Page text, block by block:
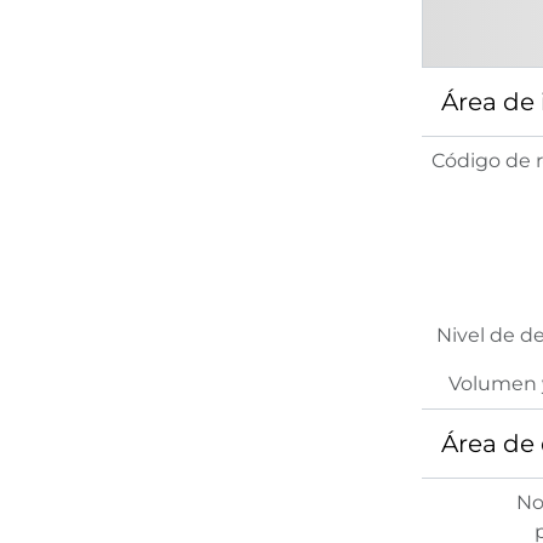
Área
Código de
Nivel de
Volumen
Área